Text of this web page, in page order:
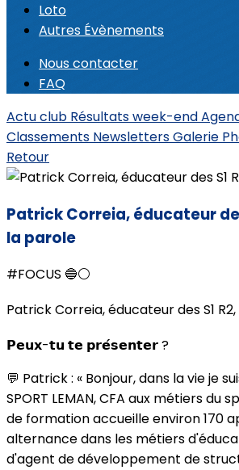
Loto
Autres Évènements
Nous contacter
FAQ
Actu club Résultats week-end
Classements NewslettersGalerie
Retour
Patrick Correia, éducateur
la parole
#FOCUS 🔵⚪️
Patrick Correia, éducateur des S1
𝗣𝗲𝘂𝘅-𝘁𝘂 𝘁𝗲 𝗽𝗿𝗲́𝘀𝗲𝗻𝘁𝗲𝗿 ?
💬 Patrick : « Bonjour, dans la vie je
SPORT LEMAN, CFA aux métiers du
de formation accueille environ 170
alternance dans les métiers
d'agent de développement de